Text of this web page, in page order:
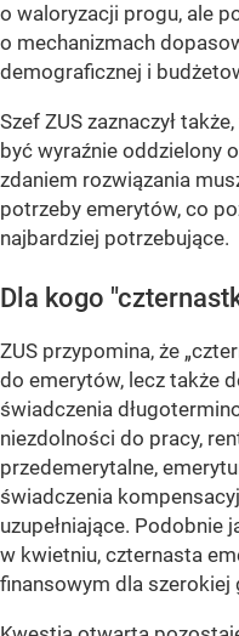
o waloryzacji progu, ale
o mechanizmach
demograficznej i
Szef ZUS zaznaczył
być wyraźnie oddzielony
zdaniem rozwiązania
potrzeby emerytów, co
najbardziej potrzebujące.
Dla kogo
ZUS przypomina, że
do emerytów, lecz także
świadczenia
niezdolności do pracy,
przedemerytalne,
świadczenia
uzupełniające. Podobnie
w kwietniu, czternasta
finansowym dla